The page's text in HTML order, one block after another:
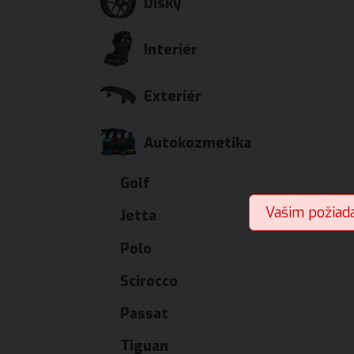
Vašim
Interiér
Exteriér
Autokozmetika
Golf
Jetta
Polo
Scirocco
Passat
Tiguan